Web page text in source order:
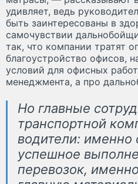
удивляет, ведь
быть заинтересованы в
самочувствии
так, что компании тратят
благоустройство офисов,
условий для офисных
менеджмента, а про
Но главные
транспортной
водители: именно
успешное
перевозок,